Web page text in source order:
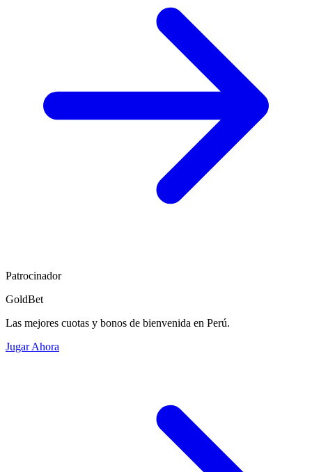
Patrocinador
GoldBet
Las mejores cuotas y bonos de bienvenida en Perú.
Jugar Ahora